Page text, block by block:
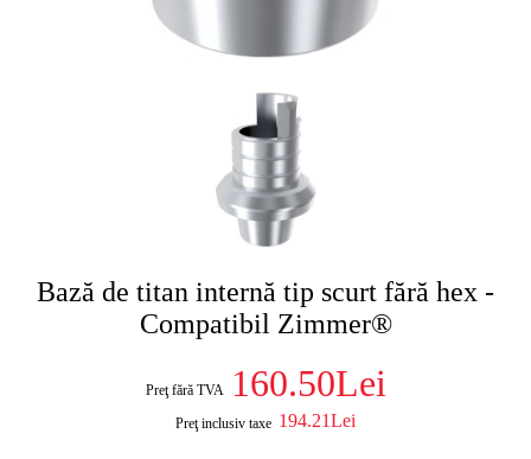
Bază de titan internă tip scurt fără hex -
Compatibil Zimmer®
Preţ fără TVA 160.50Lei
Preţ inclusiv taxe 194.21Lei